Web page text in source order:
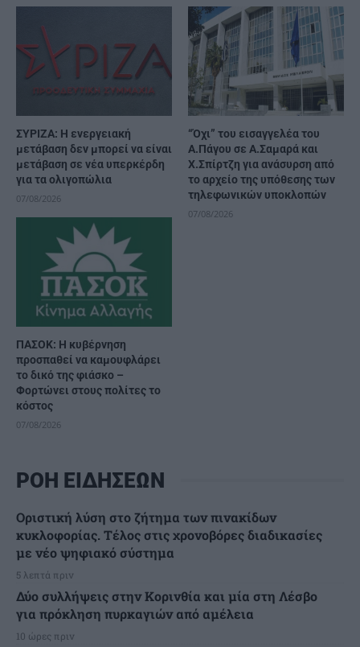
ΣΥΡΙΖΑ: Η ενεργειακή
μετάβαση δεν μπορεί να είναι
μετάβαση σε νέα υπερκέρδη
για τα ολιγοπώλια
07/08/2026
“Όχι” του εισαγγελέα του
Α.Πάγου σε Α.Σαμαρά και
Χ.Σπίρτζη για ανάσυρση από
το αρχείο της υπόθεσης των
τηλεφωνικών υποκλοπών
07/08/2026
ΠΑΣΟΚ: Η κυβέρνηση
προσπαθεί να καμουφλάρει
το δικό της φιάσκο –
Φορτώνει στους πολίτες το
κόστος
07/08/2026
ΡΟΗ ΕΙΔΗΣΕΩΝ
Οριστική λύση στο ζήτημα των πινακίδων
κυκλοφορίας. Τέλος στις χρονοβόρες διαδικασίες
με νέο ψηφιακό σύστημα
5 λεπτά πριν
Δύο συλλήψεις στην Κορινθία και μία στη Λέσβο
για πρόκληση πυρκαγιών από αμέλεια
10 ώρες πριν